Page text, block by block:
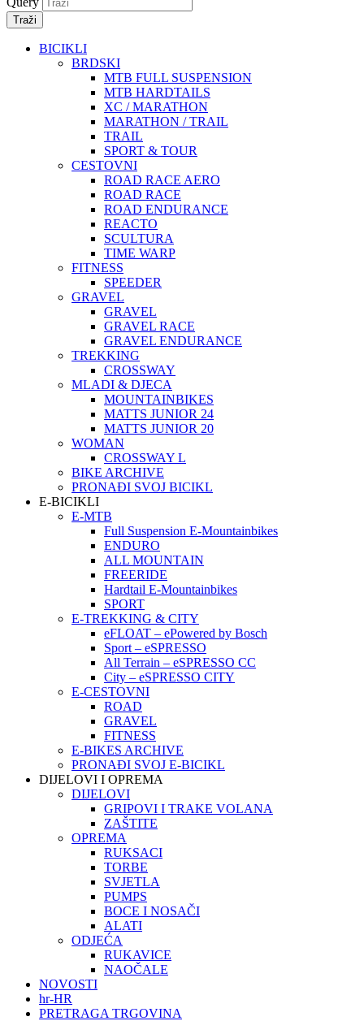
Traži
BICIKLI
BRDSKI
MTB FULL SUSPENSION
MTB HARDTAILS
XC / MARATHON
MARATHON / TRAIL
TRAIL
SPORT & TOUR
CESTOVNI
ROAD RACE AERO
ROAD RACE
ROAD ENDURANCE
REACTO
SCULTURA
TIME WARP
FITNESS
SPEEDER
GRAVEL
GRAVEL
GRAVEL RACE
GRAVEL ENDURANCE
TREKKING
CROSSWAY
MLADI & DJECA
MOUNTAINBIKES
MATTS JUNIOR 24
MATTS JUNIOR 20
WOMAN
CROSSWAY L
BIKE ARCHIVE
PRONAĐI SVOJ BICIKL
E-BICIKLI
E-MTB
Full Suspension E-Mountainbikes
ENDURO
ALL MOUNTAIN
FREERIDE
Hardtail E-Mountainbikes
SPORT
E-TREKKING & CITY
eFLOAT – ePowered by Bosch
Sport – eSPRESSO
All Terrain – eSPRESSO CC
City – eSPRESSO CITY
E-CESTOVNI
ROAD
GRAVEL
FITNESS
E-BIKES ARCHIVE
PRONAĐI SVOJ E-BICIKL
DIJELOVI I OPREMA
DIJELOVI
GRIPOVI I TRAKE VOLANA
ZAŠTITE
OPREMA
RUKSACI
TORBE
SVJETLA
PUMPS
BOCE I NOSAČI
ALATI
ODJEĆA
RUKAVICE
NAOČALE
NOVOSTI
hr-HR
PRETRAGA TRGOVINA